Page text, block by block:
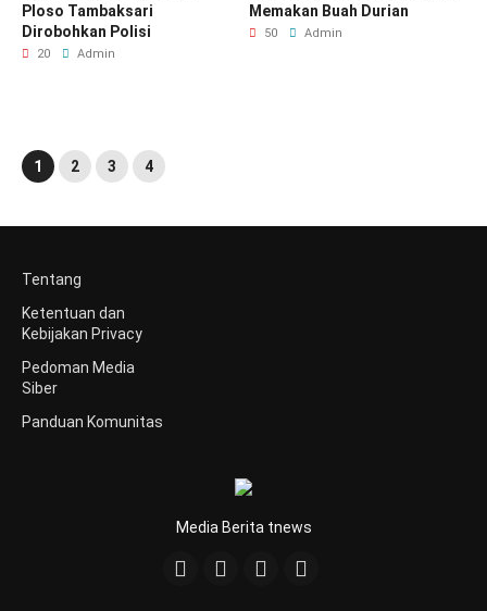
Ploso Tambaksari
Dirobohkan Polisi
20 Admin
Memakan Buah Durian
50 Admin
1 2 3 4
Tentang
Ketentuan dan
Kebijakan Privacy
Pedoman Media
Siber
Panduan Komunitas
Media Berita tnews